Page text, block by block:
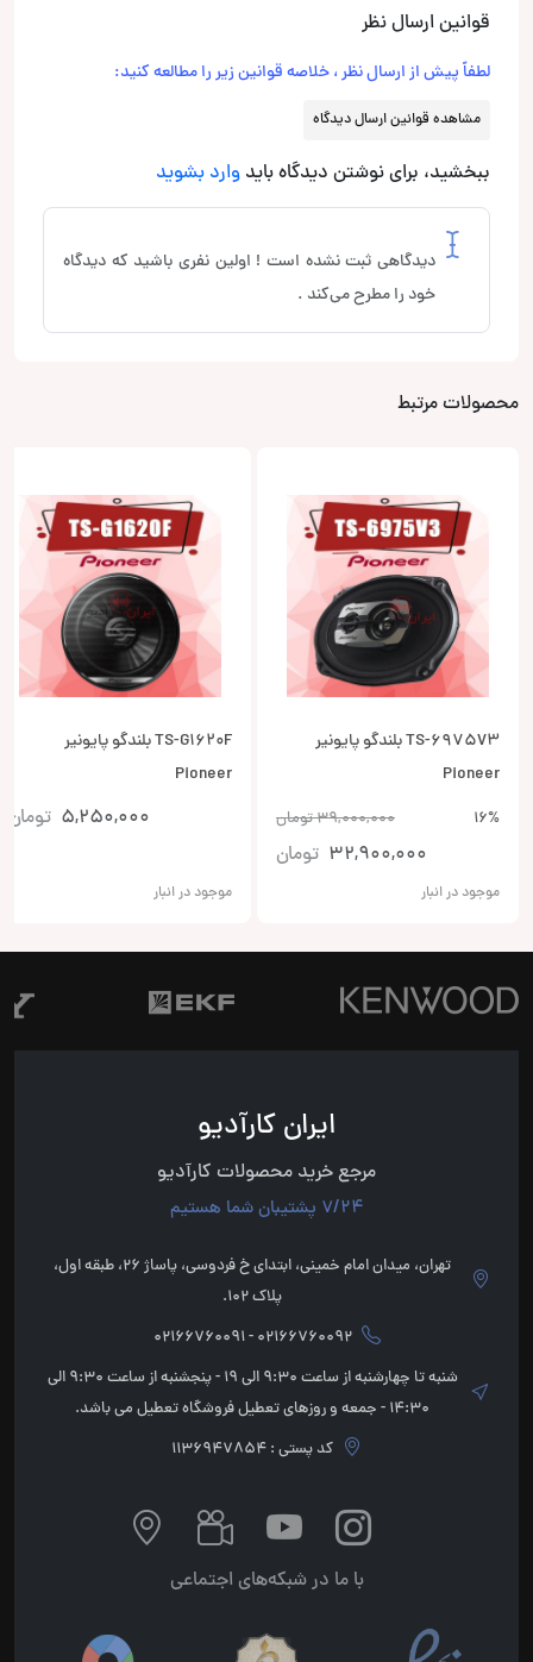
قوانین ارسال نظر
لطفاً پیش از ارسال نظر ، خلاصه قوانین زیر را مطالعه کنید:
مشاهده قوانین ارسال دیدگاه
ببخشید، برای نوشتن دیدگاه باید وارد بشوید
دیدگاهی ثبت نشده است ! اولین نفری باشید که دیدگاه
خود را مطرح می‌کند .
محصولات مرتبط
TS-6975V3 بلندگو پایونیر
Pioneer
16%
39,000,000تومان
32,900,000 تومان
موجود در انبار
TS-G1620F بلندگو پایونیر
Pioneer
5,250,000 تومان
موجود در انبار
ایران کارآدیو
مرجع خرید محصولات کارآدیو
7/24 پشتیبان شما هستیم
تهران، میدان امام خمینی، ابتدای خ فردوسی، پاساژ 26، طبقه اول،
پلاک 102.
02166760092 - 02166760091
شنبه تا چهارشنبه از ساعت 9:30 الی 19 - پنجشنبه از ساعت 9:30 الی
14:30 - جمعه و روزهای تعطیل فروشگاه تعطیل می باشد.
کد پستی : 1136947854
با ما در شبکه‌های اجتماعی